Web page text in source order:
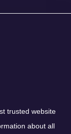
trusted website
about all